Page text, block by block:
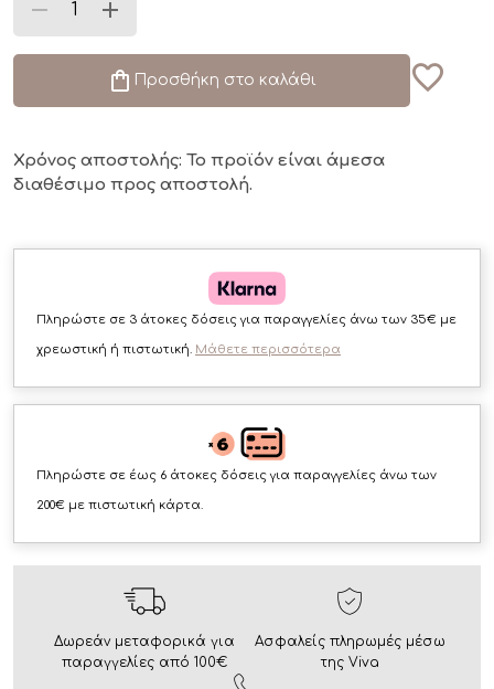
Προσθήκη στο καλάθι
Χρόνος αποστολής: Το προϊόν είναι άμεσα
διαθέσιμο προς αποστολή.
Πληρώστε σε 3 άτοκες δόσεις για παραγγελίες άνω των 35€ με
χρεωστική ή πιστωτική. Μάθετε περισσότερα
Πληρώστε σε έως 6 άτοκες δόσεις για παραγγελίες άνω των
200€ με πιστωτική κάρτα.
Δωρεάν μεταφορικά για
παραγγελίες από 100€
Ασφαλείς πληρωμές μέσω
της Viva